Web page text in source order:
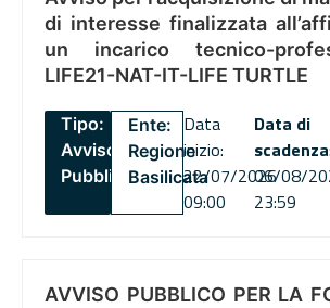
di interesse finalizzata
un incarico tecnico-
LIFE21-NAT-IT-LIFE TURTLE
Tipo:
Avviso
Pubblico
Ente:
Regione
Basilicata
Data
inizio:
22/07/2026
09:00
Data di
scadenza:
06/08/
23:59
AVVISO PUBBLICO PER LA